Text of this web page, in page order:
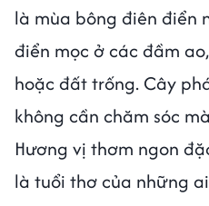
là mùa bông điên điển
điển mọc ở các đầm
hoặc đất trống. Cây
không cần chăm sóc
Hương vị thơm ngon
là tuổi thơ của những